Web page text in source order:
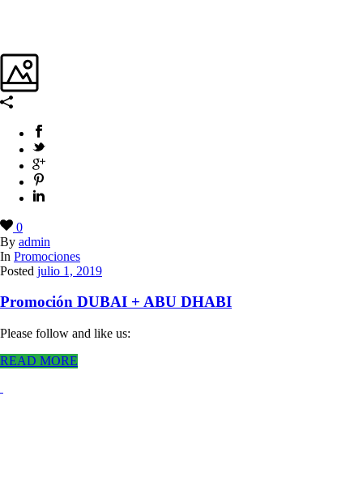
0
By admin
In Promociones
Posted julio 1, 2019
Promoción DUBAI + ABU DHABI
Please follow and like us:
READ MORE